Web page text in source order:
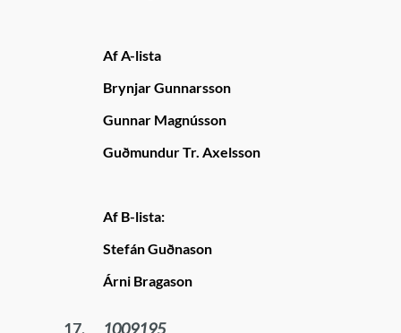
Af A-lista
Brynjar Gunnarsson
Gunnar Magnússon
Guðmundur Tr. Axelsson
Af B-lista:
Stefán Guðnason
Árni Bragason
17.
1009195